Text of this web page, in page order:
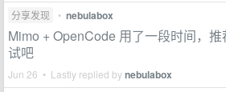
分享发现 • nebulabox
Mimo + OpenCode 用了一段时间，
试吧
Jun 26 • Lastly replied bynebulabox